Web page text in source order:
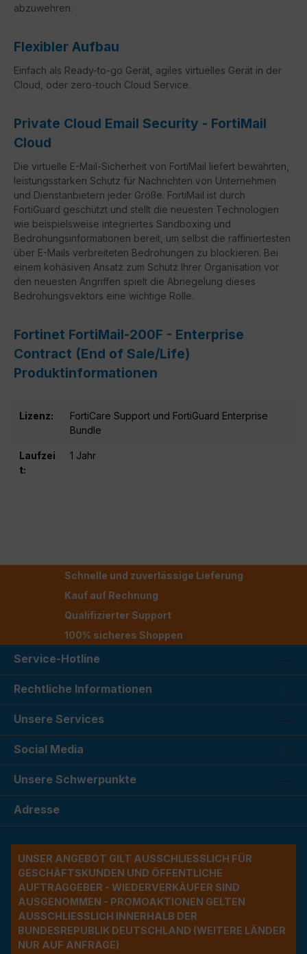
abzuwehren.
Flexibler Aufbau
Einfach als Ready-to-go Gerät, agiles virtuelles Gerät in der
Cloud, oder zero-touch Cloud Service.
Private Cloud Email Security - FortiMail
Cloud
Die virtuelle E-Mail-Sicherheit von FortiMail liefert bewährten,
leistungsstarken Schutz für Nachrichten von Unternehmen
und Dienstanbietern jeder Größe. FortiMail ist durch
FortiGuard geschützt und stellt die neuesten Technologien
wie beispielsweise integriertes Sandboxing und
Bedrohungsinformationen bereit, um selbst die raffiniertesten
über E-Mails verbreiteten Bedrohungen zu blockieren. Bei
einem kohäsiven Ansatz zum Schutz Ihrer Organisation vor
den neuesten Angriffen spielt die Abriegelung dieses
Bedrohungsvektors eine wichtige Rolle.
Fortinet FortiMail-200F - Enterprise
Contract (End of Sale/Life)
Produktinformationen
Lizenz:
FortiCare Support und FortiGuard Enterprise
Bundle
Laufzei
t:
1 Jahr
Schnelle und zuverlässige Lieferung
Kauf auf Rechnung
Qualifizierter Support
100% sicheres Shoppen
Service-Hotline
Rechtliche Informationen
Unsere Services
Social Media
Unsere Schwerpunkte
Adresse
UNSER ANGEBOT GILT AUSSCHLIESSLICH FÜR G
ESCHÄFTSKUNDEN UND ÖFFENTLICHE A
UFTRAGGEBER - WIEDERVERKÄUFER SIND A
USGENOMMEN - PROMOAKTIONEN GELTEN A
USSCHLIESSLICH INNERHALB DER BU
NDESREPUBLIK DEUTSCHLAND (WEITERE LÄNDER NU
R AUF ANFRAGE)